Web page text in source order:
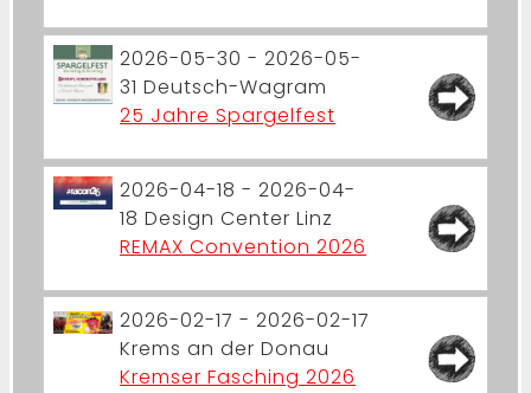
2026-05-30 - 2026-05-
31 Deutsch-Wagram
25 Jahre Spargelfest
2026-04-18 - 2026-04-
18 Design Center Linz
REMAX Convention 2026
2026-02-17 - 2026-02-17
Krems an der Donau
Kremser Fasching 2026